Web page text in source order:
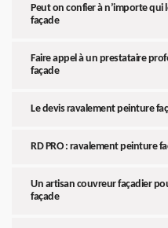
Peut on confier à n’importe qui
façade
Faire appel à un prestataire
façade
Le devis ravalement peinture
RD PRO : ravalement peinture
Un artisan couvreur façadier
façade